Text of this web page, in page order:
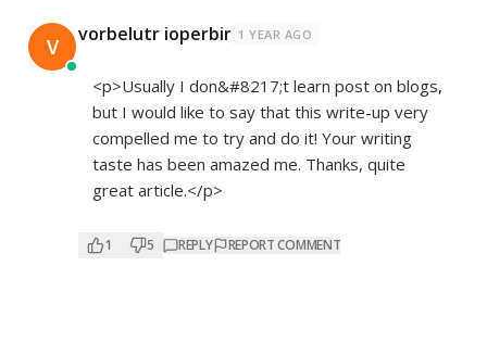
V vorbelutr ioperbir 1 YEAR AGO
<p>Usually I don&#8217;t learn post on blogs,
but I would like to say that this write-up very
compelled me to try and do it! Your writing
taste has been amazed me. Thanks, quite
great article.</p>
1 5 REPLY REPORT COMMENT